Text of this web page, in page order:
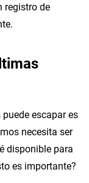
registro de
escapar es
necesita ser
disponible para
es importante?